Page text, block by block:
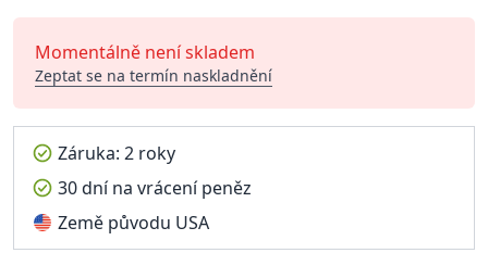
Momentálně není skladem
Zeptat se na termín naskladnění
Záruka: 2 roky
30 dní na vrácení peněz
Země původu USA